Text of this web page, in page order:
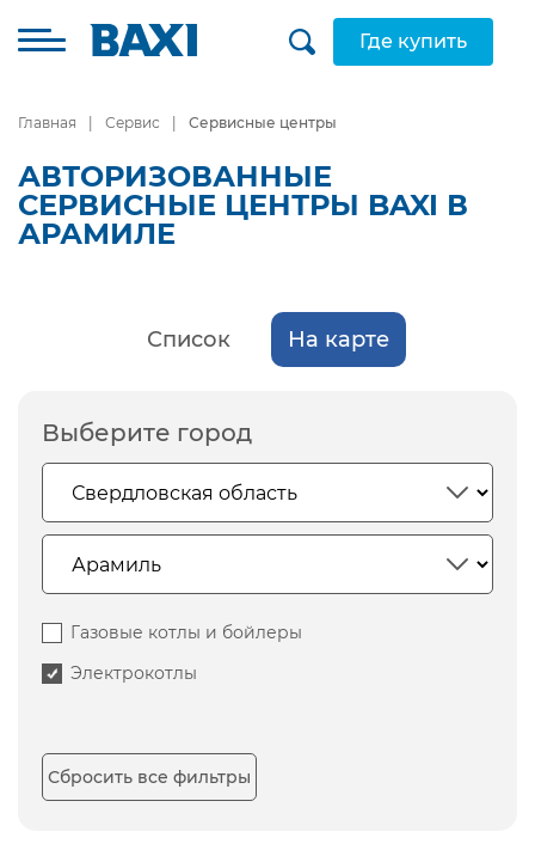
Где купить
Главная Сервис Сервисные центры
АВТОРИЗОВАННЫЕ
СЕРВИСНЫЕ ЦЕНТРЫ BAXI В
АРАМИЛЕ
Список На карте
Выберите город
Газовые котлы и бойлеры
Электрокотлы
Сбросить все фильтры